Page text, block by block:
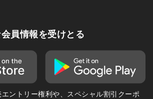
員情報を受けとる
ントリー権利や、スペシャル割引クーポ